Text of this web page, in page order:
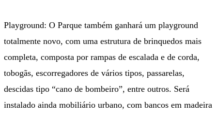
Playground: O Parque também ganhará um playground
totalmente novo, com uma estrutura de brinquedos mais
completa, composta por rampas de escalada e de corda,
tobogãs, escorregadores de vários tipos, passarelas,
descidas tipo “cano de bombeiro”, entre outros. Será
instalado ainda mobiliário urbano, com bancos em madeira